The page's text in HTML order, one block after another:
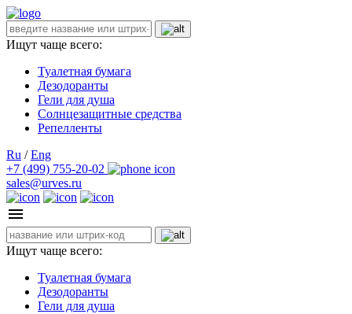
Ищут чаще всего:
Туалетная бумага
Дезодоранты
Гели для душа
Солнцезащитные средства
Репелленты
Ru / Eng
+7 (499) 755-20-02
sales@urves.ru
Ищут чаще всего:
Туалетная бумага
Дезодоранты
Гели для душа